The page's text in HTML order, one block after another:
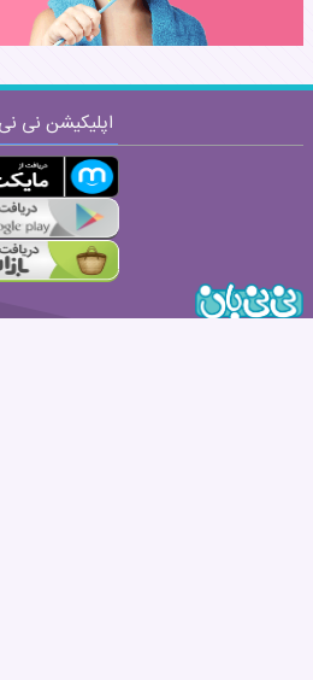
اپلیکیشن نی